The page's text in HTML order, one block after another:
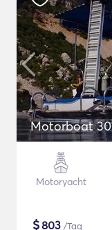
Motorboat 30
Motoryacht
$803 /Tag